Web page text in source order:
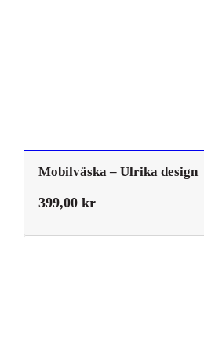
Mobilväska – Ulrika design
399,00 kr